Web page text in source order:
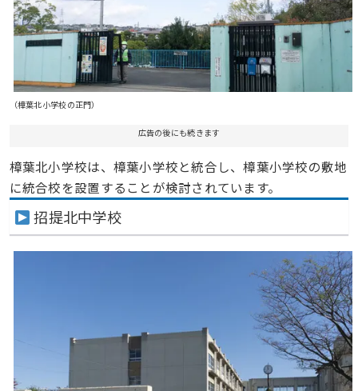
（樟葉北小学校の正門）
広告の後にも続きます
樟葉北小学校は、樟葉小学校と統合し、樟葉小学校の敷地
に統合校を設置することが検討されています。
招提北中学校